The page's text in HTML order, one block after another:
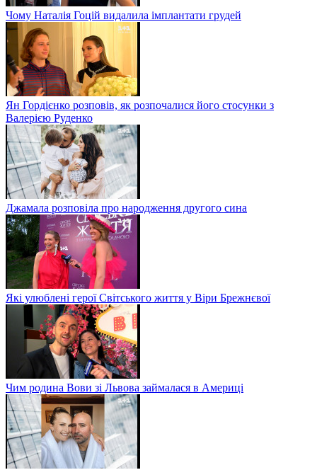
Чому Наталія Гоцій видалила імплантати грудей
Ян Гордієнко розповів, як розпочалися його стосунки з
Валерією Руденко
Джамала розповіла про народження другого сина
Які улюблені герої Світського життя у Віри Брежнєвої
Чим родина Вови зі Львова займалася в Америці